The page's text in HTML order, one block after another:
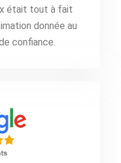
était tout à fait
donnée au
confiance.